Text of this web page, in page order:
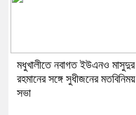
মধুখালীতে নবাগত ইউএনও মাসুদুর
রহমানের সঙ্গে সুধীজনের মতবিনিময়
সভা